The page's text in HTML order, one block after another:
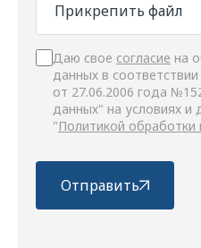
Прикрепить файл
Даю свое согласие на
данных в
от 27.06.2006 года
данных" на условиях и
"Политикой
Отправить